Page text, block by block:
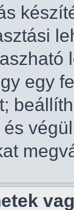
egy